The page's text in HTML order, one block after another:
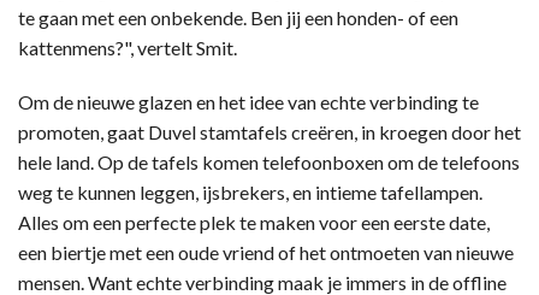
te gaan met een onbekende. Ben jij een honden- of een
kattenmens?", vertelt Smit.
Om de nieuwe glazen en het idee van echte verbinding te
promoten, gaat Duvel stamtafels creëren, in kroegen door het
hele land. Op de tafels komen telefoonboxen om de telefoons
weg te kunnen leggen, ijsbrekers, en intieme tafellampen.
Alles om een perfecte plek te maken voor een eerste date,
een biertje met een oude vriend of het ontmoeten van nieuwe
mensen. Want echte verbinding maak je immers in de offline